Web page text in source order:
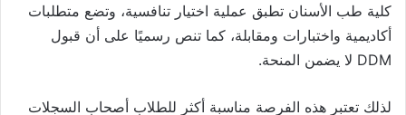
كلية طب الأسنان تطبق عملية اختيار تنافسية، وتضع متطلبات
أكاديمية واختبارات ومقابلة، كما تنص رسميًا على أن قبول
DDM لا يضمن المنحة.
لذلك تعتبر هذه الفرصة مناسبة أكثر للطلاب أصحاب السجلات